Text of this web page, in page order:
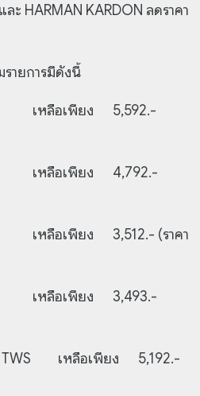
HARMAN KARDON ลดราคา
รายการมีดังนี้
เหลือเพียง 5,592.-
เหลือเพียง 4,792.-
เหลือเพียง 3,512.- (ราคา
เหลือเพียง 3,493.-
เหลือเพียง 5,192.-